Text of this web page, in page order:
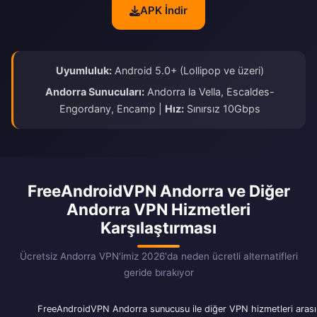
APK İndir
Uyumluluk:Android 5.0+ (Lollipop ve üzeri)
Andorra Sunucuları:Andorra la Vella, Escaldes-
Engordany, Encamp | Hız:Sınırsız 10Gbps
FreeAndroidVPN Andorra ve Diğer
Andorra VPN Hizmetleri
Karşılaştırması
Ücretsiz Andorra VPN'imiz 2026'da neden ücretli alternatifleri
geride bırakıyor
FreeAndroidVPN Andorra sunucusu ile diğer VPN hizmetleri